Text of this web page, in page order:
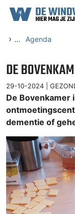
Ga naar content
› ... Agenda
DE
29-10-2024 |
De Bovenkamer
dementie of